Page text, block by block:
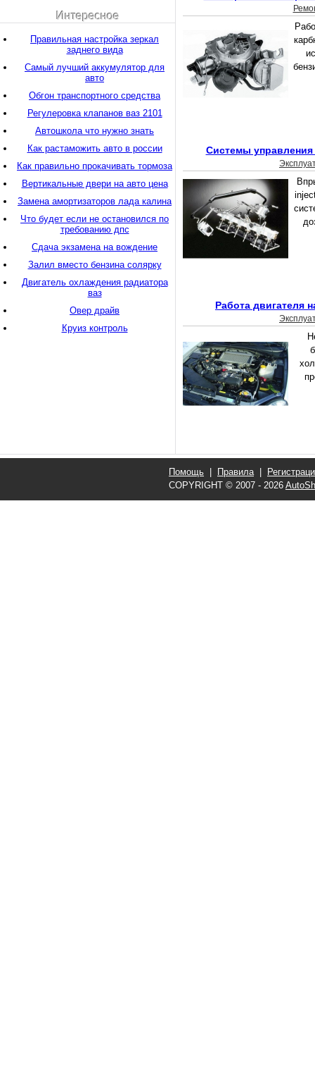
Системы
Работа двигателя
Интересное
Правильная настройка зеркал
заднего вида
Самый лучший аккумулятор для
авто
Обгон транспортного средства
Регулеровка клапанов ваз 2101
Автошкола что нужно знать
Как растаможить авто в россии
Как правильно прокачивать тормоза
Вертикальные двери на авто цена
Замена амортизаторов лада калина
Что будет если не остановился по
требованию дпс
Сдача экзамена на вождение
Залил вместо бензина солярку
Двигатель охлаждения радиатора
ваз
Овер драйв
Круиз контроль
Помощь Правила|
COPYRIGHT © 2007 - 2026